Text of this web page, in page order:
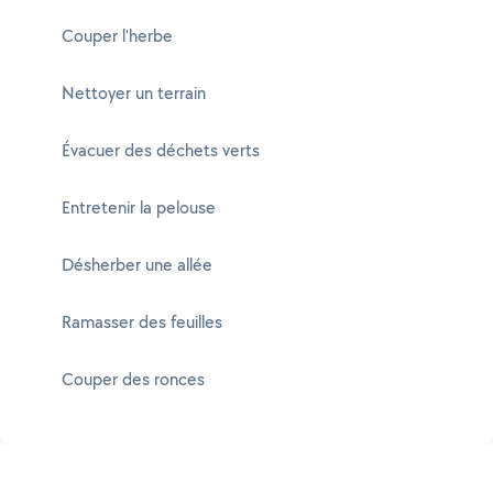
Couper l'herbe
Nettoyer un terrain
Évacuer des déchets verts
Entretenir la pelouse
Désherber une allée
Ramasser des feuilles
Couper des ronces